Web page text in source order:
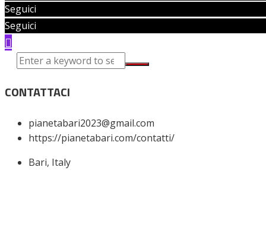
Seguici
Seguici
CONTATTACI
pianetabari2023@gmail.com
https://pianetabari.com/contatti/
Bari, Italy